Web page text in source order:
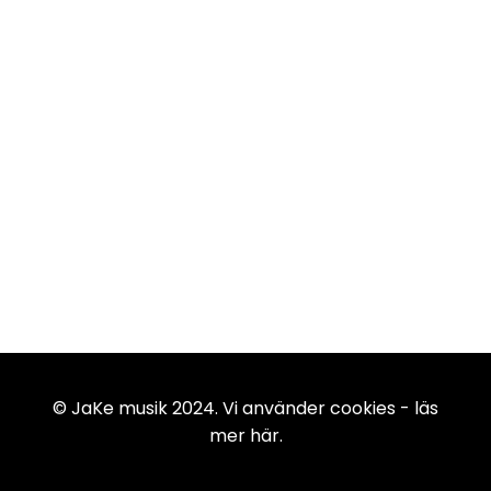
© JaKe musik 2024. Vi använder cookies - läs
mer här.